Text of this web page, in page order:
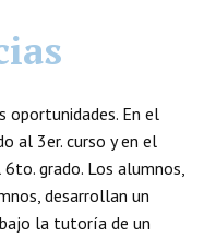
oportunidades. En el
al 3er. curso y en el
grado. Los alumnos,
desarrollan un
la tutoría de un